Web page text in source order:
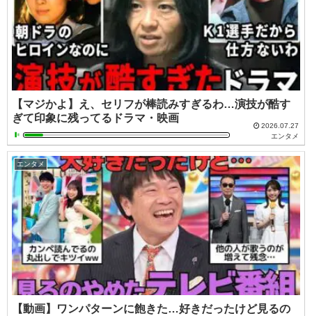
【マジかよ】え、セリフが棒読みすぎるわ…演技が酷す
ぎて印象に残ってるドラマ・映画
2026.07.27
エンタメ
エンタメ
【動画】ワンパターンに飽きた…好きだったけど見るの